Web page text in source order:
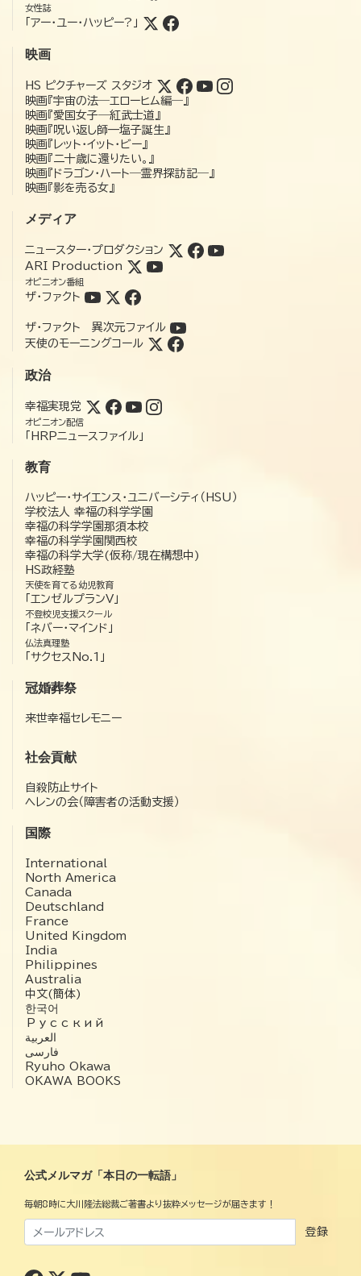
女性誌
「アー・ユー・ハッピー?」
映画
HS ピクチャーズ スタジオ
映画『宇宙の法―エローヒム編―』
映画『愛国女子―紅武士道』
映画『呪い返し師—塩子誕生』
映画『レット・イット・ビー』
映画『二十歳に還りたい。』
映画『ドラゴン・ハート―霊界探訪記―』
映画『影を売る女』
メディア
ニュースター・プロダクション
ARI Production
オピニオン番組
ザ・ファクト
ザ・ファクト 異次元ファイル
天使のモーニングコール
政治
幸福実現党
オピニオン配信
「HRPニュースファイル」
教育
ハッピー・サイエンス・ユニバーシティ（HSU）
学校法人 幸福の科学学園
幸福の科学学園那須本校
幸福の科学学園関西校
幸福の科学大学(仮称/現在構想中)
HS政経塾
天使を育てる幼児教育
「エンゼルプランV」
不登校児支援スクール
「ネバー・マインド」
仏法真理塾
「サクセスNo.1」
冠婚葬祭
来世幸福セレモニー
社会貢献
自殺防止サイト
ヘレンの会（障害者の活動支援）
国際
International
North America
Canada
Deutschland
France
United Kingdom
India
Philippines
Australia
中文(簡体)
한국어
Русский
العربية‏
فارسی
Ryuho Okawa
OKAWA BOOKS
公式メルマガ「本日の一転語」
毎朝8時に大川隆法総裁ご著書より抜粋メッセージが届きます！
登録